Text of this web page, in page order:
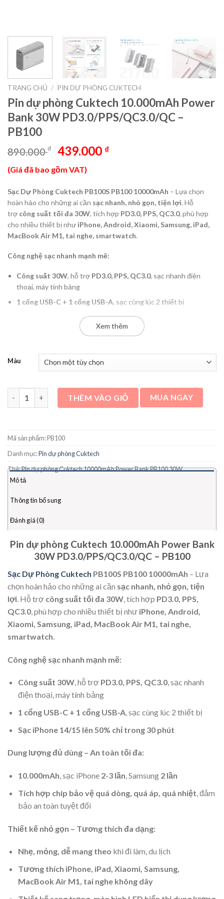
TRANG CHỦ / PIN DỰ PHÒNG CUKTECH
Pin dự phòng Cuktech 10.000mAh Power
Bank 30W PD3.0/PPS/QC3.0/QC –
PB100
890.000₫
Giá
là:
890.000 ₫.
439.000 ₫Giá
là:
439.000 ₫.
(Giá đã bao gồm VAT)
Sạc Dự Phòng Cuktech PB100S PB100 10000mAh – Lựa chọn
hoàn hảo cho những ai cần sạc nhanh, nhỏ gọn, tiện lợi. Hỗ
trợ công suất tối đa 30W, tích hợp PD3.0, PPS, QC3.0, phù hợp
cho nhiều thiết bị như iPhone, Android, Xiaomi, Samsung, iPad,
MacBook Air M1, tai nghe, smartwatch.
Công nghệ sạc nhanh mạnh mẽ:
Công suất 30W, hỗ trợ PD3.0, PPS, QC3.0, sạc nhanh điện
thoại, máy tính bảng
1 cổng USB-C + 1 cổng USB-A, sạc cùng lúc 2 thiết bị
Sạc iPhone 14/15 lên 50% chỉ trong 30 phút
Dung lượng đủ dùng – An toàn tối đa:
Tích hợp chip bảo vệ quá dòng, quá áp, quá nhiệt, đảm bảo an
Thiết kế nhỏ gọn – Tương thích đa dạng:
Tương thích iPhone, iPad, Xiaomi, Samsung, MacBook Air
M1, tai nghe không dây
Thiết kế sang trọng, màn hình LED hiển thị dung lượng pin
Bảo hành 18 tháng chính hãng
Xem thêm
Màu
Pin dự phòng Cuktech 10.000mAh Power Bank 30W PD3.0/
THÊM VÀO GIỎ MUA NGAY
Mã sản phẩm:PB100
Danh mục:Pin dự phòng Cuktech
Thẻ:Pin dự phòng Cuktech 10000mAh Power Bank PB100 30W
Mô tả
Thông tin bổ sung
Đánh giá (0)
Pin dự phòng Cuktech 10.000mAh Power Bank
30W PD3.0/PPS/QC3.0/QC – PB100
Sạc Dự Phòng Cuktech PB100S PB100 10000mAh – Lựa
chọn hoàn hảo cho những ai cần sạc nhanh, nhỏ gọn, tiện
lợi. Hỗ trợ công suất tối đa 30W, tích hợp PD3.0, PPS,
QC3.0, phù hợp cho nhiều thiết bị như iPhone, Android,
Xiaomi, Samsung, iPad, MacBook Air M1, tai nghe,
smartwatch.
Công nghệ sạc nhanh mạnh mẽ:
Công suất 30W, hỗ trợ PD3.0, PPS, QC3.0, sạc nhanh
điện thoại, máy tính bảng
1 cổng USB-C + 1 cổng USB-A, sạc cùng lúc 2 thiết bị
Sạc iPhone 14/15 lên 50% chỉ trong 30 phút
Dung lượng đủ dùng – An toàn tối đa:
10.000mAh, sạc iPhone 2-3 lần, Samsung 2 lần
Tích hợp chip bảo vệ quá dòng, quá áp, quá nhiệt, đảm
bảo an toàn tuyệt đối
Thiết kế nhỏ gọn – Tương thích đa dạng:
Nhẹ, mỏng, dễ mang theo khi đi làm, du lịch
Tương thích iPhone, iPad, Xiaomi, Samsung,
MacBook Air M1, tai nghe không dây